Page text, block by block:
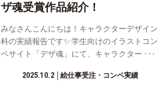
ザ魂受賞作品紹介！
みなさんこんにちは！キャラクターデザイン
科の実績報告です✨ 学生向けのイラストコン
ペサイト「デザ魂」にて、キャラクター ･･･
2025.10.2 │絵仕事受注・コンペ実績